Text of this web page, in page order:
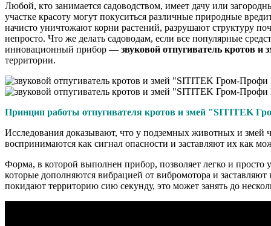
Любой, кто занимается садоводством, имеет дачу или
участке красоту могут покуситься различные природные
начисто уничтожают корни растений, разрушают структуру
непросто. Что же делать садоводам, если все популярные
инновационный прибор — звуковой отпугиватель кротов и
территории.
Принцип работы отпугивателя кротов и змей "SITITEK
Исследования доказывают, что у подземных животных и змей
воспринимаются как сигнал опасности и заставляют их как
Форма, в которой выполнен прибор, позволяет легко и просто
которые дополняются вибрацией от вибромотора и
покидают территорию сию секунду, это может занять до